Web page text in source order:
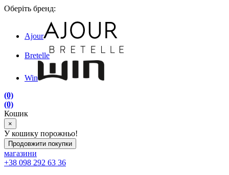
Оберіть бренд:
Ajour
Bretelle
Win
(0)
(0)
Кошик
×
У кошику порожньо!
Продовжити покупки
магазини
+38 098 292 63 36